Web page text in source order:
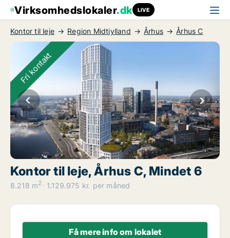
Virksomhedslokaler.dk LIVE
Kontor til leje Region Midtjylland Århus Århus C
Fri kontakt
Kontor til leje, Århus C, Mindet 6
8.218 m2 1.129.975 kr. per måned
Få mere info om lokalet